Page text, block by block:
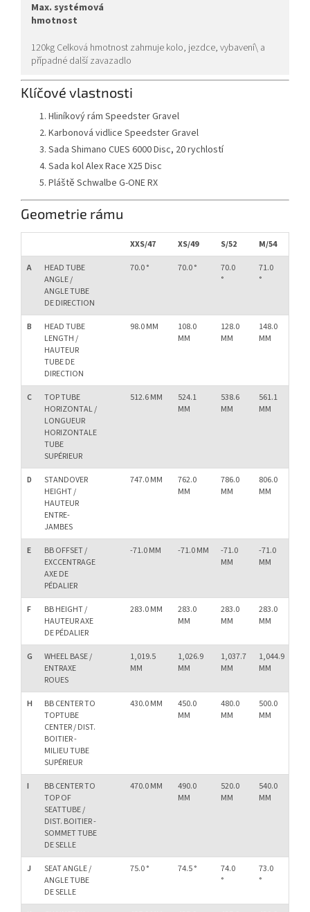
max. systémová
hmotnost
120kg Celková hmotnost zahrnuje kolo, jezdce, vybavení\ a
případné další zavazadlo
Klíčové vlastnosti
Hliníkový rám Speedster Gravel
Karbonová vidlice Speedster Gravel
Sada Shimano CUES 6000 Disc, 20 rychlostí
Sada kol Alex Race X25 Disc
Pláště Schwalbe G-ONE RX
Geometrie rámu
XXS/47 XS/49 S/52 M/54
A
HEAD TUBE
ANGLE /
ANGLE TUBE
DE DIRECTION
70.0 ° 70.0 °
70.0
°
71.0
°
B
HEAD TUBE
LENGTH /
HAUTEUR
TUBE DE
DIRECTION
98.0 MM
108.0
MM
128.0
MM
148.0
MM
C
TOP TUBE
HORIZONTAL /
LONGUEUR
HORIZONTALE
TUBE
SUPÉRIEUR
512.6 MM
524.1
MM
538.6
MM
561.1
MM
D
STANDOVER
HEIGHT /
HAUTEUR
ENTRE-
JAMBES
747.0 MM
762.0
MM
786.0
MM
806.0
MM
E
BB OFFSET /
EXCCENTRAGE
AXE DE
PÉDALIER
-71.0 MM -71.0 MM
-71.0
MM
-71.0
MM
F
BB HEIGHT /
HAUTEUR AXE
DE PÉDALIER
283.0 MM
283.0
MM
283.0
MM
283.0
MM
G
WHEEL BASE /
ENTRAXE
ROUES
1,019.5
MM
1,026.9
MM
1,037.7
MM
1,044.9
MM
H
BB CENTER TO
TOPTUBE
CENTER / DIST.
BOITIER -
MILIEU TUBE
SUPÉRIEUR
430.0 MM
450.0
MM
480.0
MM
500.0
MM
I
BB CENTER TO
TOP OF
SEATTUBE /
DIST. BOITIER -
SOMMET TUBE
DE SELLE
470.0 MM
490.0
MM
520.0
MM
540.0
MM
J
SEAT ANGLE /
ANGLE TUBE
DE SELLE
75.0 ° 74.5 °
74.0
°
73.0
°